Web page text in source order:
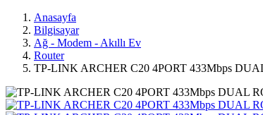
Anasayfa
Bilgisayar
Ağ - Modem - Akıllı Ev
Router
TP-LINK ARCHER C20 4PORT 433Mbps